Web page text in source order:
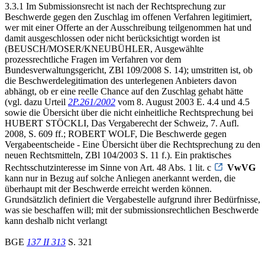
3.3.1 Im Submissionsrecht ist nach der Rechtsprechung zur
Beschwerde gegen den Zuschlag im offenen Verfahren legitimiert,
wer mit einer Offerte an der Ausschreibung teilgenommen hat und
damit ausgeschlossen oder nicht berücksichtigt worden ist
(BEUSCH/MOSER/KNEUBÜHLER, Ausgewählte
prozessrechtliche Fragen im Verfahren vor dem
Bundesverwaltungsgericht, ZBl 109/2008 S. 14); umstritten ist, ob
die Beschwerdelegitimation des unterlegenen Anbieters davon
abhängt, ob er eine reelle Chance auf den Zuschlag gehabt hätte
(vgl. dazu Urteil 2P.261/2002 vom 8. August 2003 E. 4.4 und 4.5
sowie die Übersicht über die nicht einheitliche Rechtsprechung bei
HUBERT STÖCKLI, Das Vergaberecht der Schweiz, 7. Aufl.
2008, S. 609 ff.; ROBERT WOLF, Die Beschwerde gegen
Vergabeentscheide - Eine Übersicht über die Rechtsprechung zu den
neuen Rechtsmitteln, ZBl 104/2003 S. 11 f.). Ein praktisches
Rechtsschutzinteresse im Sinne von Art. 48 Abs. 1 lit. c
VwVG
kann nur in Bezug auf solche Anliegen anerkannt werden, die
überhaupt mit der Beschwerde erreicht werden können.
Grundsätzlich definiert die Vergabestelle aufgrund ihrer Bedürfnisse,
was sie beschaffen will; mit der submissionsrechtlichen Beschwerde
kann deshalb nicht verlangt
BGE 137 II 313 S. 321